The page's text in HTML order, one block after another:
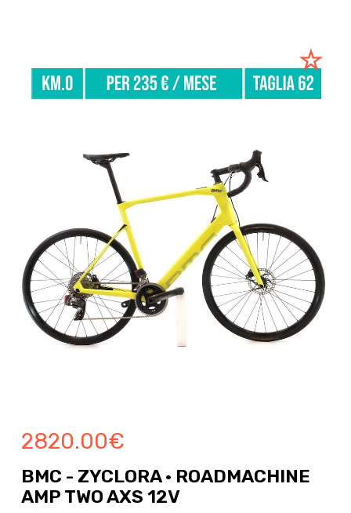
2820.00€
BMC - ZYCLORA · ROADMACHINE
AMP TWO AXS 12V